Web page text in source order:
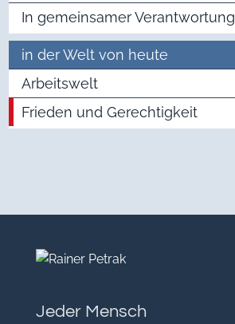
In gemeinsamer Verantwortung
in der Welt von heute
Arbeitswelt
Frieden und Gerechtigkeit
Jeder Mensch